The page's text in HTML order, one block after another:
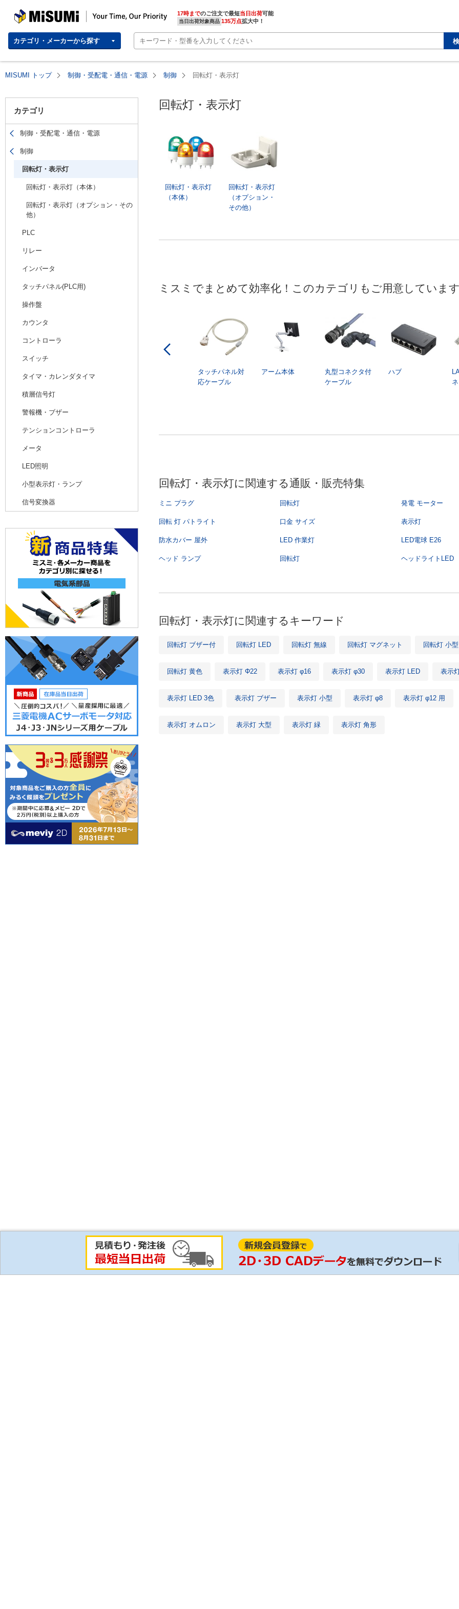
MISUMI | Your Time, Our Priority 17時までのご注文で最短当日出荷
当日出荷対象商品 135万点拡大中！
カテゴリ・メーカーから探す
MISUMI トップ 制御・受配電・通信・電源 制御 回転灯・表示灯
カテゴリ
制御・受配電・通信・電源
制御
回転灯・表示灯
回転灯・表示灯（本体）
回転灯・表示灯（オプション・その
他）
PLC
リレー
インバータ
タッチパネル(PLC用)
操作盤
カウンタ
コントローラ
スイッチ
タイマ・カレンダタイマ
積層信号灯
警報機・ブザー
テンションコントローラ
メータ
LED照明
小型表示灯・ランプ
信号変換器
回転灯・表示灯
回転灯・表示灯
（本体）
回転灯・表示灯
（オプション・
その他）
ミスミでまとめて効率化！このカテゴリもご用意していま
タッチパネル対
応ケーブル
アーム本体
丸型コネクタ付
ケーブル
ハブ
回転灯・表示灯に関連する通販・販売特集
ミニ プラグ 回転灯 発電 モーター
回転 灯 パトライト 口金 サイズ 表示灯
防水カバー 屋外 LED 作業灯 LED電球 E26
ヘッド ランプ 回転灯 ヘッドライトLED
回転灯・表示灯に関連するキーワード
回転灯 ブザー付 回転灯 LED 回転灯 無線 回転灯 マグネット 回転灯 小型
回転灯 黄色 表示灯 Φ22 表示灯 φ16 表示灯 φ30 表示灯 LED 表示
表示灯 LED 3色 表示灯 ブザー 表示灯 小型 表示灯 φ8 表示灯 φ12 用
表示灯 オムロン 表示灯 大型 表示灯 緑 表示灯 角形